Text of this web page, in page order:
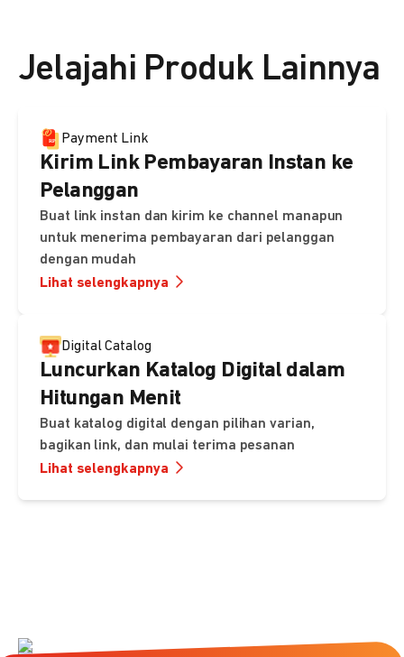
Jelajahi Produk Lainnya
Payment Link
Kirim Link Pembayaran Instan ke
Pelanggan
Buat link instan dan kirim ke channel manapun
untuk menerima pembayaran dari pelanggan
dengan mudah
Lihat selengkapnya
Digital Catalog
Luncurkan Katalog Digital dalam
Hitungan Menit
Buat katalog digital dengan pilihan varian,
bagikan link, dan mulai terima pesanan
Lihat selengkapnya